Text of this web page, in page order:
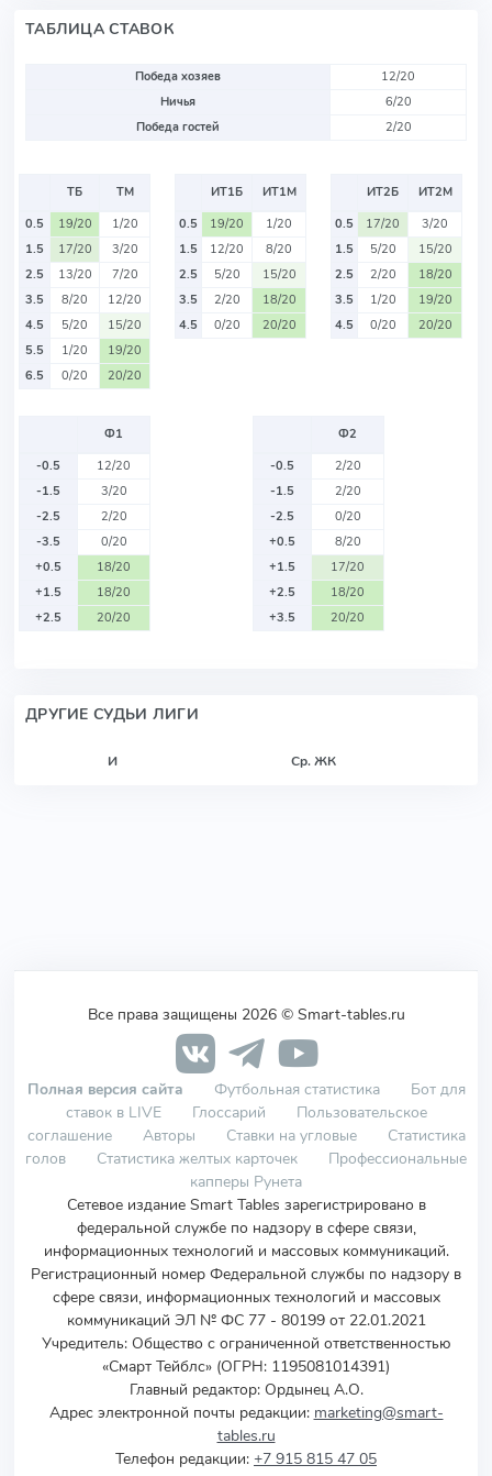
ТАБЛИЦА СТАВОК
Победа хозяев
12/20
Ничья
6/20
Победа гостей
2/20
ТБ
ТМ
0.5
19/20
1/20
1.5
17/20
3/20
2.5
13/20
7/20
3.5
8/20
12/20
4.5
5/20
15/20
5.5
1/20
19/20
6.5
0/20 20/20
ИТ1Б
ИТ1М
0.5
19/20
1/20
1.5
12/20
8/20
2.5
5/20
15/20
3.5
2/20
18/20
4.5
0/20 20/20
ИТ2Б
ИТ2М
0.5
17/20
3/20
1.5
5/20
15/20
2.5
2/20
18/20
3.5
1/20
19/20
4.5
0/20 20/20
Ф1
-0.5
12/20
-1.5
3/20
-2.5
2/20
-3.5
0/20
+0.5
18/20
+1.5
18/20
+2.5
20/20
Ф2
-0.5
2/20
-1.5
2/20
-2.5
0/20
+0.5
8/20
+1.5
17/20
+2.5
18/20
+3.5
20/20
ДРУГИЕ СУДЬИ ЛИГИ
И Ср. ЖК
Все права защищены 2026 © Smart-tables.ru
Полная версия сайта Футбольная статистика
Бот для
ставок в LIVE
Глоссарий
Пользовательское
соглашение
Авторы Ставки на угловые
Статистика
голов
Статистика желтых карточек
Профессиональные
капперы Рунета
Сетевое издание Smart Tables зарегистрировано в
федеральной службе по надзору в сфере связи,
информационных технологий и массовых коммуникаций.
Регистрационный номер Федеральной службы по надзору в
сфере связи, информационных технологий и массовых
коммуникаций ЭЛ № ФС 77 - 80199 от 22.01.2021
Учредитель: Общество с ограниченной ответственностью
«Смарт Тейблс» (ОГРН: 1195081014391)
Главный редактор: Ордынец А.О.
Адрес электронной почты редакции: marketing@smart-
tables.ru
Телефон редакции: +7 915 815 47 05